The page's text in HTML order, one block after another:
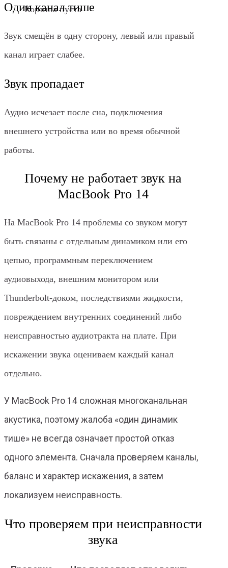
Корзина пуста
Один канал тише
Звук смещён в одну сторону, левый или правый
канал играет слабее.
Звук пропадает
Аудио исчезает после сна, подключения
внешнего устройства или во время обычной
работы.
Почему не работает звук на
MacBook Pro 14
На MacBook Pro 14 проблемы со звуком могут
быть связаны с отдельным динамиком или его
цепью, программным переключением
аудиовыхода, внешним монитором или
Thunderbolt-доком, последствиями жидкости,
повреждением внутренних соединений либо
неисправностью аудиотракта на плате. При
искажении звука оцениваем каждый канал
отдельно.
У MacBook Pro 14 сложная многоканальная
акустика, поэтому жалоба «один динамик
тише» не всегда означает простой отказ
одного элемента. Сначала проверяем каналы,
баланс и характер искажения, а затем
локализуем неисправность.
Что проверяем при неисправности
звука